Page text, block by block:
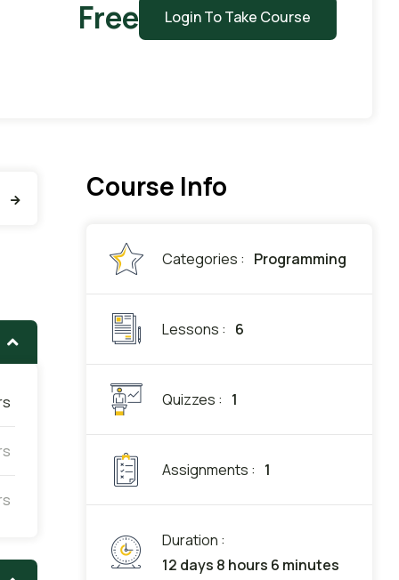
Free Login To Take Course
Reviews
Course Info
Categories : Programming
Lessons : 6
Quizzes : 1
Assignments : 1
Duration :
12 days 8 hours 6 minutes